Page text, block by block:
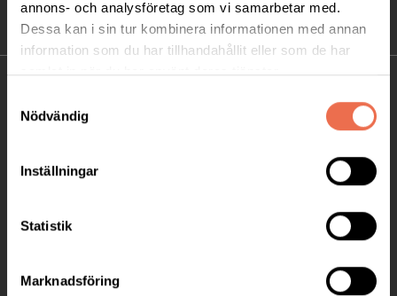
annons- och analysföretag som vi samarbetar med.
Dessa kan i sin tur kombinera informationen med annan
information som du har tillhandahållit eller som de har
samlat in när du har använt deras tjänster.
Nödvändig
Inställningar
Statistik
Marknadsföring
Telefon:08-677 70 10
Postadress: